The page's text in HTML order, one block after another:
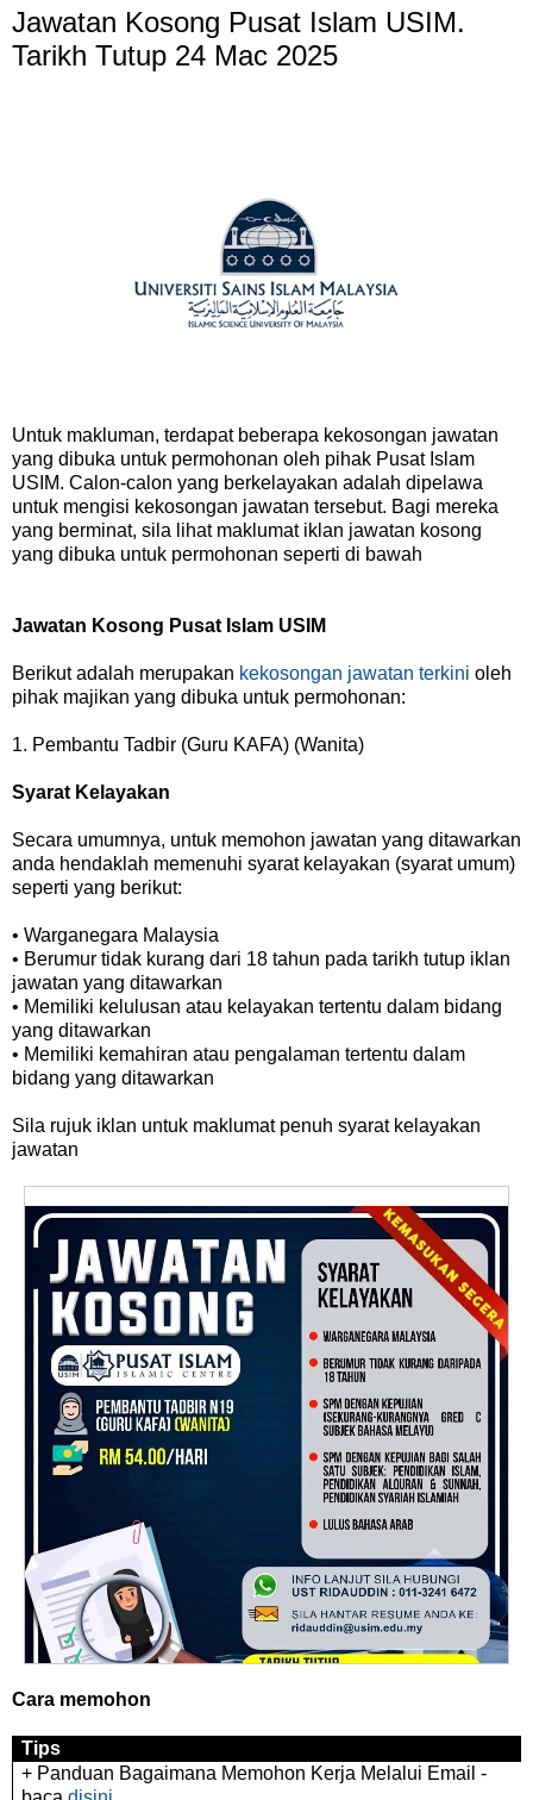
Jawatan Kosong Pusat Islam USIM.
Tarikh Tutup 24 Mac 2025
Untuk makluman, terdapat beberapa kekosongan jawatan
yang dibuka untuk permohonan oleh pihak Pusat Islam
USIM. Calon-calon yang berkelayakan adalah dipelawa
untuk mengisi kekosongan jawatan tersebut. Bagi mereka
yang berminat, sila lihat maklumat iklan jawatan kosong
yang dibuka untuk permohonan seperti di bawah
Jawatan Kosong Pusat Islam USIM
Berikut adalah merupakan kekosongan jawatan terkini oleh
pihak majikan yang dibuka untuk permohonan:
1. Pembantu Tadbir (Guru KAFA) (Wanita)
Syarat Kelayakan
Secara umumnya, untuk memohon jawatan yang ditawarkan
anda hendaklah memenuhi syarat kelayakan (syarat umum)
seperti yang berikut:
• Warganegara Malaysia
• Berumur tidak kurang dari 18 tahun pada tarikh tutup iklan
jawatan yang ditawarkan
• Memiliki kelulusan atau kelayakan tertentu dalam bidang
yang ditawarkan
• Memiliki kemahiran atau pengalaman tertentu dalam
bidang yang ditawarkan
Sila rujuk iklan untuk maklumat penuh syarat kelayakan
jawatan
Cara memohon
Tips
+ Panduan Bagaimana Memohon Kerja Melalui Email -